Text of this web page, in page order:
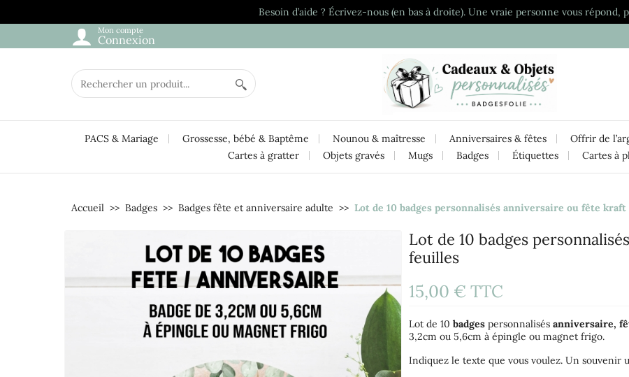
Besoin d’aide ? Écrivez-nous (en bas à droite). Une vraie personne vous répond,
Mon compte
Connexion
PACS & Mariage Grossesse, bébé & Baptême Nounou & maîtresse Anniversaires & fêtes Offrir de
Cartes à gratter
Objets gravés Mugs Badges Étiquettes Cartes à
Accueil Badges Badges fête et anniversaire adulte Lot de 10 badges personnalisés anniversaire ou fête
Lot de 10 badges
feuilles
15,00 €TTC
Lot de 10badges personnalisésanniversaire,
3,2cm ou 5,6cm à épingle ou magnet frigo.
Indiquez le texte que vous voulez. Un